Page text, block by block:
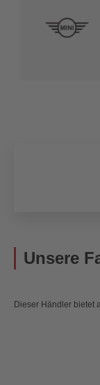
Unsere
Dieser Händler bietet